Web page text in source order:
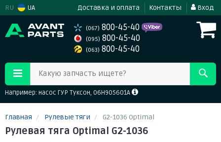
RU UA Доставка и оплата Контакты Вход
(067) 800-45-40
(095) 800-45-40
(063) 800-45-40
Какую запчасть ищете?
Например: насос ГУР Туксон, 06H905601A
Главная Рулевые тяги G2-1036 Optimal
Рулевая тяга Optimal G2-1036